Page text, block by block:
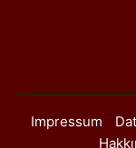
Impressum